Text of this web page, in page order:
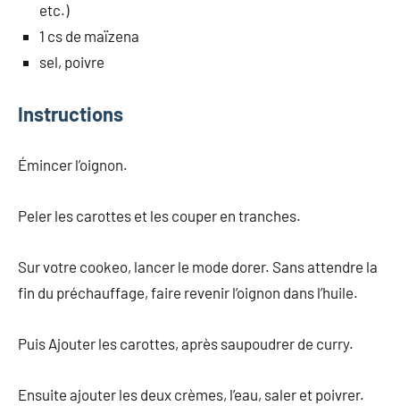
etc.)
1 cs de maïzena
sel, poivre
Instructions
Émincer l’oignon.
Peler les carottes et les couper en tranches.
Sur votre cookeo, lancer le mode dorer. Sans attendre la
fin du préchauffage, faire revenir l’oignon dans l’huile.
Puis Ajouter les carottes, après saupoudrer de curry.
Ensuite ajouter les deux crèmes, l’eau, saler et poivrer.